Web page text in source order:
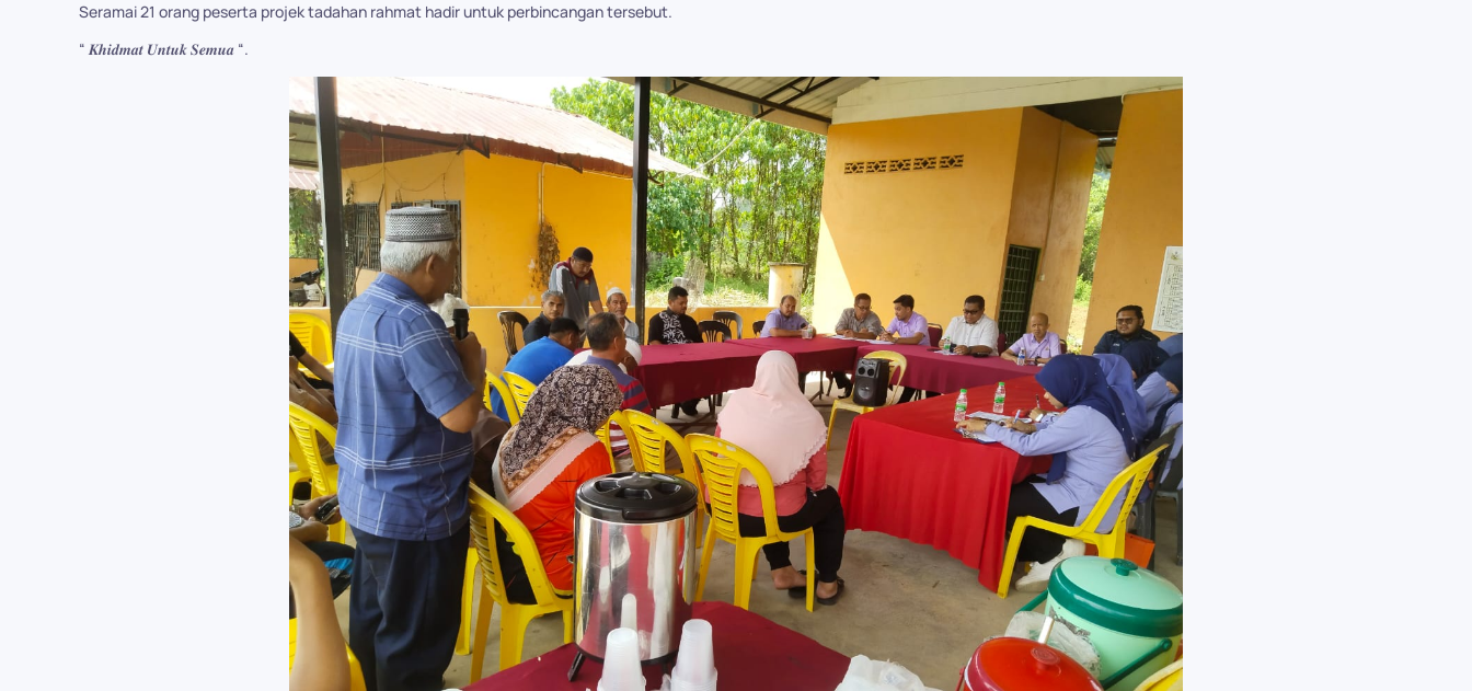
Seramai 21 orang peserta projek tadahan rahmat hadir untuk perbincangan tersebut.
“ 𝑲𝒉𝒊𝒅𝒎𝒂𝒕 𝑼𝒏𝒕𝒖𝒌 𝑺𝒆𝒎𝒖𝒂 “.